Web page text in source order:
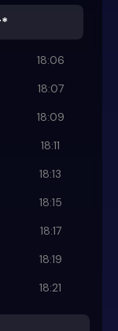
18:06
18:07
18:09
18:11
18:13
18:15
18:17
18:19
18:21